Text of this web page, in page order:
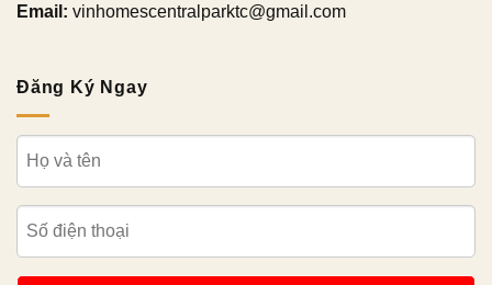
Email: vinhomescentralparktc@gmail.com
Đăng Ký Ngay